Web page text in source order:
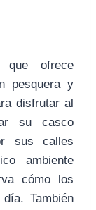
que ofrece
pesquera y
disfrutar al
su casco
sus calles
ambiente
cómo los
También